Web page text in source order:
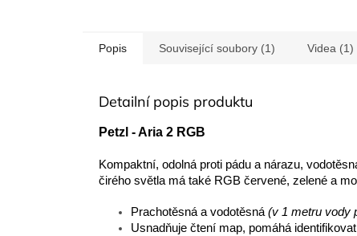
Popis Související soubory (1) Videa (1)
Detailní popis produktu
Petzl - Aria 2 RGB
Kompaktní, odolná proti pádu a nárazu,
čirého světla má také RGB červené, zelené a
Prachotěsná a vodotěsná (v 1 metru vody
Usnadňuje čtení map, pomáhá